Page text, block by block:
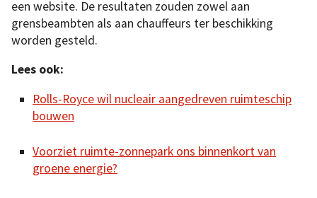
een website. De resultaten zouden zowel aan
grensbeambten als aan chauffeurs ter beschikking
worden gesteld.
Lees ook:
Rolls-Royce wil nucleair aangedreven ruimteschip
bouwen
Voorziet ruimte-zonnepark ons binnenkort van
groene energie?